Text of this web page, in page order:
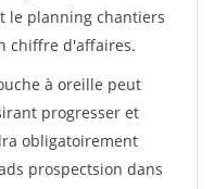
le planning chantiers
chiffre d'affaires.
à oreille peut
progresser et
obligatoirement
prospectsion dans